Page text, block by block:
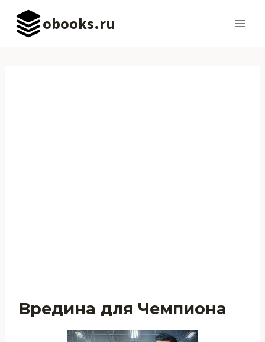
Перейти
содержимому
obooks.ru
Вредина для Чемпиона